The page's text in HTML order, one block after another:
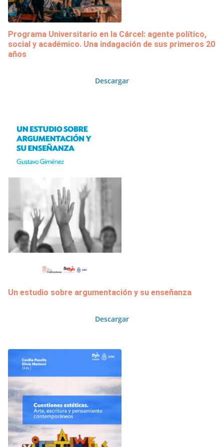
Programa Universitario en la Cárcel: agente político,
social y académico. Una indagación de sus primeros 20
años
Descargar
Un estudio sobre argumentación y su enseñanza
Descargar